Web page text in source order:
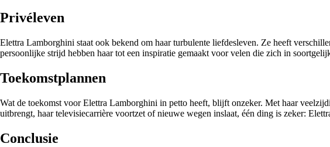
Privéleven
Elettra Lamborghini staat ook bekend om haar turbulente liefdesleven. Ze heeft
persoonlijke strijd hebben haar tot een inspiratie gemaakt voor velen die zich in
Toekomstplannen
Wat de toekomst voor Elettra Lamborghini in petto heeft, blijft onzeker. Met haar
uitbrengt, haar televisiecarrière voortzet of nieuwe wegen inslaat, één ding is zeker:
Conclusie